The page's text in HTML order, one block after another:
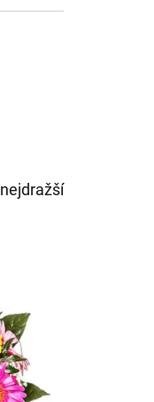
nejdražší